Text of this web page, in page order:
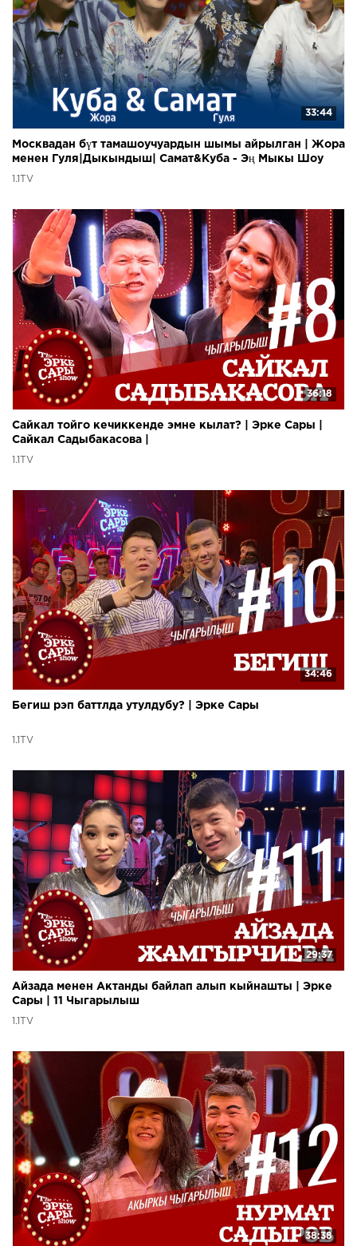
33:44
Москвадан бүт тамашоучуардын шымы айрылган | Жора
менен Гуля|Дыкындыш| Самат&Куба - Эң Мыкы Шоу
1.1TV
36:18
Сайкал тойго кечиккенде эмне кылат? | Эрке Сары |
Сайкал Садыбакасова |
1.1TV
34:46
Бегиш рэп баттлда утулдубу? | Эрке Сары
1.1TV
29:37
Айзада менен Актанды байлап алып кыйнашты | Эрке
Сары | 11 Чыгарылыш
1.1TV
38:38